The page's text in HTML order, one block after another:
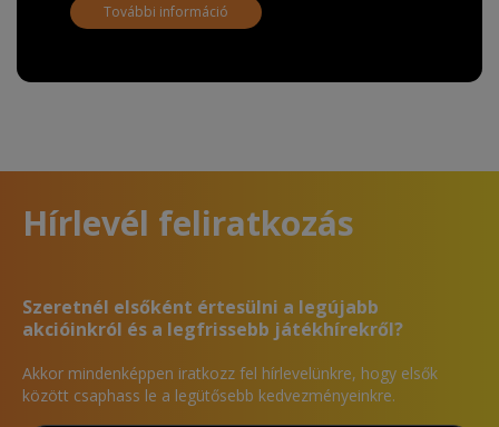
További információ
Hírlevél feliratkozás
Szeretnél elsőként értesülni a legújabb
akcióinkról és a legfrissebb játékhírekről?
Akkor mindenképpen iratkozz fel hírlevelünkre, hogy elsők
között csaphass le a legütősebb kedvezményeinkre.